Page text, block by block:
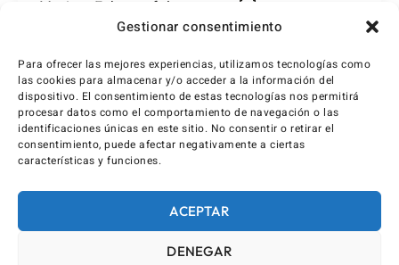
Gestionar consentimiento
Para ofrecer las mejores experiencias, utilizamos tecnologías como
las cookies para almacenar y/o acceder a la información del
dispositivo. El consentimiento de estas tecnologías nos permitirá
procesar datos como el comportamiento de navegación o las
identificaciones únicas en este sitio. No consentir o retirar el
consentimiento, puede afectar negativamente a ciertas
características y funciones.
ACEPTAR
DENEGAR
Marina. Echo en falta que en […]